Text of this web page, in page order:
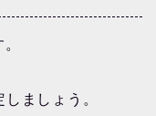
ましょう。